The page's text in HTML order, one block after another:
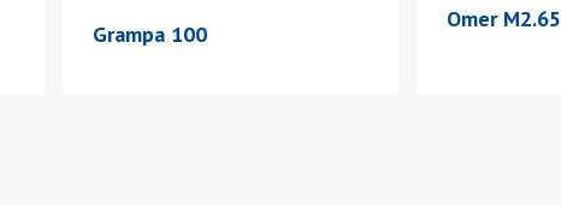
Grampa 100
Omer M2.65